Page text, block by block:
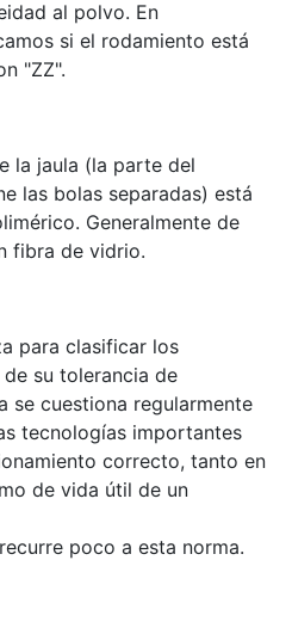
al polvo. En
si el rodamiento está
"ZZ".
la jaula (la parte del
las bolas separadas) está
Generalmente de
fibra de vidrio.
para clasificar los
su tolerancia de
se cuestiona regularmente
tecnologías importantes
correcto, tanto en
de vida útil de un
poco a esta norma.